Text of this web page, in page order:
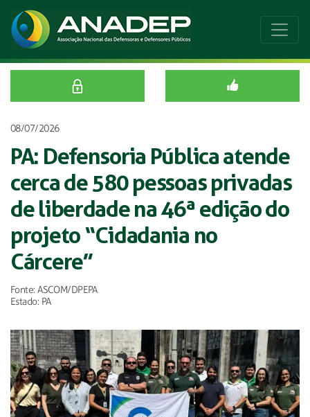
08/07/2026
PA: Defensoria Pública atende
cerca de 580 pessoas privadas
de liberdade na 46ª edição do
projeto “Cidadania no
Cárcere”
Fonte: ASCOM/DPEPA
Estado: PA